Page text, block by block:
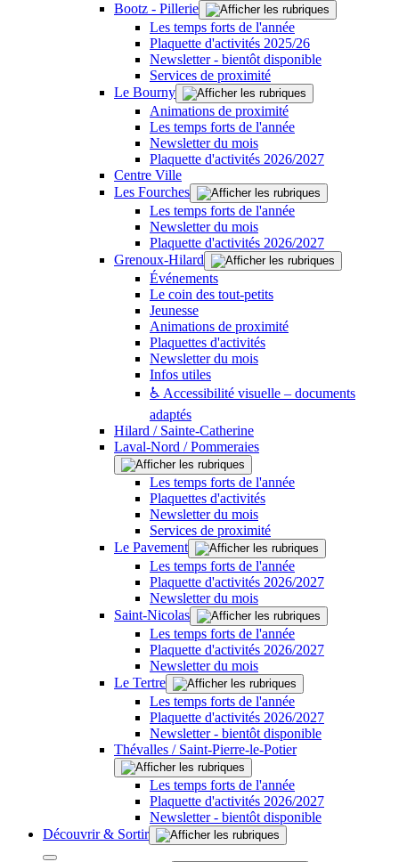
Bootz - Pillerie
Les temps forts de l'année
Plaquette d'activités 2025/26
Newsletter - bientôt disponible
Services de proximité
Le Bourny
Animations de proximité
Les temps forts de l'année
Newsletter du mois
Plaquette d'activités 2026/2027
Centre Ville
Les Fourches
Les temps forts de l'année
Newsletter du mois
Plaquette d'activités 2026/2027
Grenoux-Hilard
Événements
Le coin des tout-petits
Jeunesse
Animations de proximité
Plaquettes d'activités
Newsletter du mois
Infos utiles
♿ Accessibilité visuelle – documents
adaptés
Hilard / Sainte-Catherine
Laval-Nord / Pommeraies
Les temps forts de l'année
Plaquettes d'activités
Newsletter du mois
Services de proximité
Le Pavement
Les temps forts de l'année
Plaquette d'activités 2026/2027
Newsletter du mois
Saint-Nicolas
Les temps forts de l'année
Plaquette d'activités 2026/2027
Newsletter du mois
Le Tertre
Les temps forts de l'année
Plaquette d'activités 2026/2027
Newsletter - bientôt disponible
Thévalles / Saint-Pierre-le-Potier
Les temps forts de l'année
Plaquette d'activités 2026/2027
Newsletter - bientôt disponible
Découvrir & Sortir